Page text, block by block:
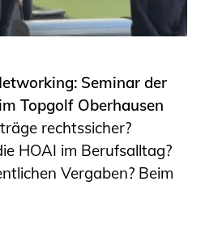
Seminar der
Topgolf Oberhausen
rechtssicher?
HOAI im Berufsalltag?
Vergaben? Beim